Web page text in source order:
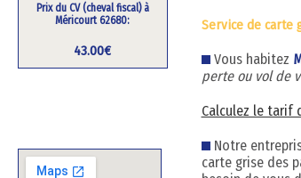
Prix du CV (cheval fiscal) à
Méricourt 62680:
43.00€
Service de carte
Vous habitez
perte ou vol de
Calculez le tarif
Notre
carte grise des